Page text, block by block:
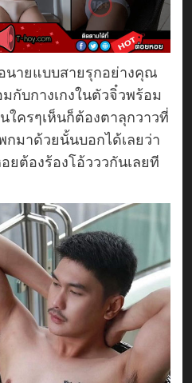
นายแบบสายรุกอย่างคุณ
กับกางเกงในตัวจิ๋วพร้อม
ครๆเห็นก็ต้องตาลุกวาวที่
กมาด้วยนั้นบอกได้เลยว่า
ยต้องร้องโอ้วววกันเลยที